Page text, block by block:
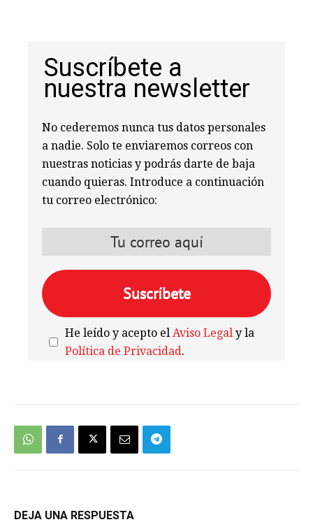
Suscríbete a
nuestra newsletter
No cederemos nunca tus datos personales
a nadie. Solo te enviaremos correos con
nuestras noticias y podrás darte de baja
cuando quieras. Introduce a continuación
tu correo electrónico:
He leído y acepto el Aviso Legal y la
Política de Privacidad.
DEJA UNA RESPUESTA